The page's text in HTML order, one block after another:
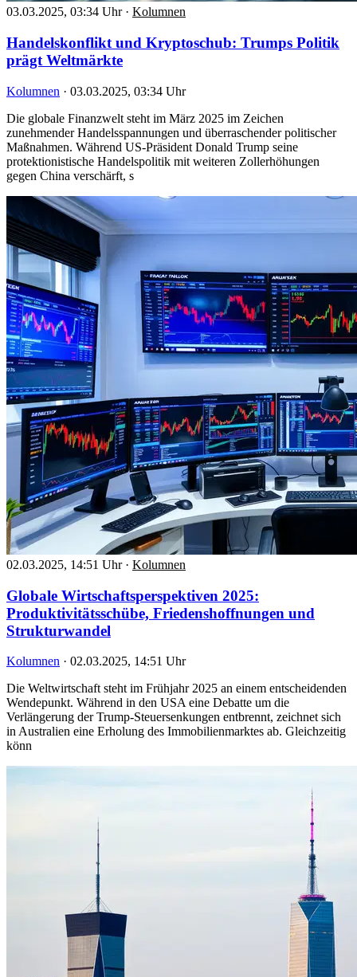
03.03.2025, 03:34 Uhr · Kolumnen
Handelskonflikt und Kryptoschub: Trumps Politik
prägt Weltmärkte
Kolumnen · 03.03.2025, 03:34 Uhr
Die globale Finanzwelt steht im März 2025 im Zeichen
zunehmender Handelsspannungen und überraschender politischer
Maßnahmen. Während US-Präsident Donald Trump seine
protektionistische Handelspolitik mit weiteren Zollerhöhungen
gegen China verschärft, s
02.03.2025, 14:51 Uhr · Kolumnen
Globale Wirtschaftsperspektiven 2025:
Produktivitätsschübe, Friedenshoffnungen und
Strukturwandel
Kolumnen · 02.03.2025, 14:51 Uhr
Die Weltwirtschaft steht im Frühjahr 2025 an einem entscheidenden
Wendepunkt. Während in den USA eine Debatte um die
Verlängerung der Trump-Steuersenkungen entbrennt, zeichnet sich
in Australien eine Erholung des Immobilienmarktes ab. Gleichzeitig
könn